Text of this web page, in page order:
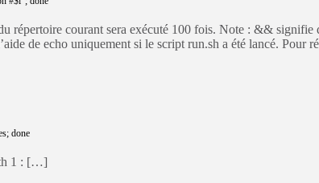
répertoire courant sera exécuté 100 fois. Note : &&
de echo uniquement si le script run.sh a été lancé.
; done
1 : […]